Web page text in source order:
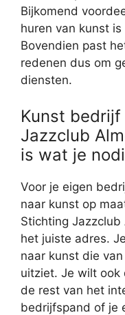
Bijkomend
huren van kunst
Bovendien past
redenen dus om
diensten.
Kunst
Jazzclub
is wat je
Voor je eigen
naar kunst op
Stichting Jazzclub
het juiste adres.
naar kunst die
uitziet. Je wilt
de rest van het
bedrijfspand of je